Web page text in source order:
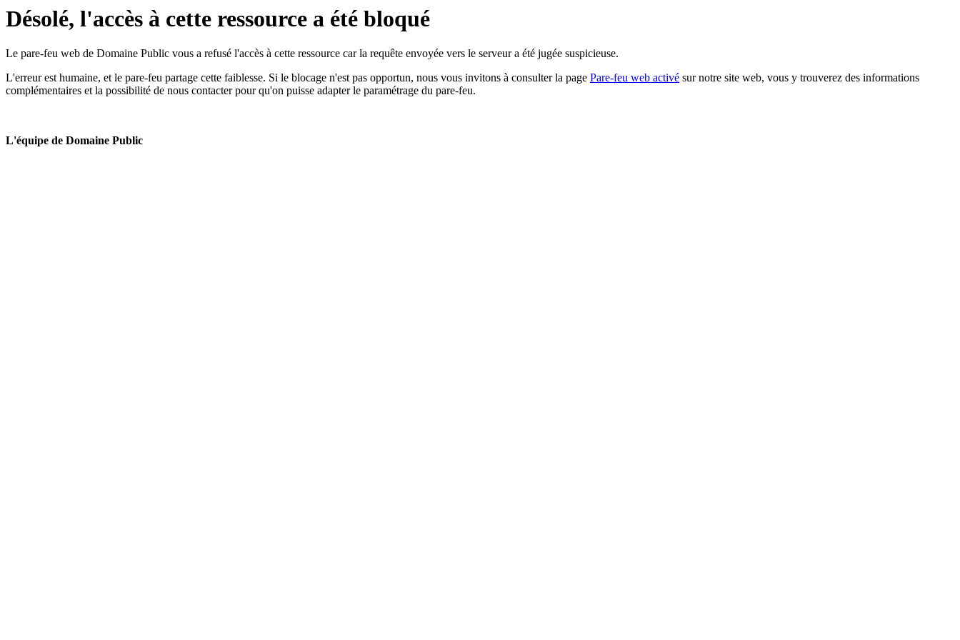
Désolé, l'accès à cette ressource a été bloqué
Le pare-feu web de Domaine Public vous a refusé l'accès à cette ressource car la requête envoyée vers le serveur a été jugée suspicieuse.
L'erreur est humaine, et le pare-feu partage cette faiblesse. Si le blocage n'est pas opportun, nous vous invitons à consulter la page Pare-feu web activé sur notre site web, vous y trouverez des informations
complémentaires et la possibilité de nous contacter pour qu'on puisse adapter le paramétrage du pare-feu.
L'équipe de Domaine Public